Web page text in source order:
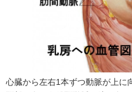
心臓から左右1本ずつ動脈が上に